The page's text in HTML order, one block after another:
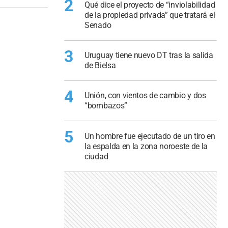
2
Qué dice el proyecto de “inviolabilidad
de la propiedad privada” que tratará el
Senado
3
Uruguay tiene nuevo DT tras la salida
de Bielsa
4
Unión, con vientos de cambio y dos
“bombazos”
5
Un hombre fue ejecutado de un tiro en
la espalda en la zona noroeste de la
ciudad